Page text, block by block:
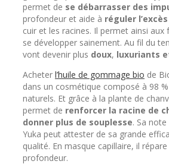
permet de se débarrasser des
profondeur et aide à réguler
cuir et les racines. Il permet ainsi aux
se développer sainement. Au fil du
vont devenir plus doux, luxuriants
Acheter l’huile de gommage bio de
dans un cosmétique composé à 98 %
naturels. Et grâce à la plante de
permet de renforcer la racine de
donner plus de souplesse. Sa
Yuka peut attester de sa grande
qualité. En masque capillaire, il
profondeur.